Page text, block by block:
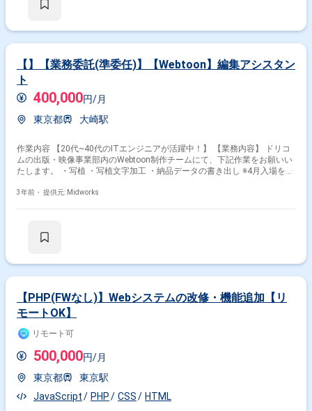
【】【業務委託(準委任)】【Webtoon】編集アシスタン
ト
400,000円/月
東京都
大崎駅
作業内容 【20代~40代のITエンジニアが活躍中！】 【業務内容】 ドリコ
ムの出版・映像事業部内のWebtoon制作チームにて、下記作業をお願いい
たします。 ・写植 ・写植文字加工 ・納品データの書き出し ※4月入場を想
3年前・ 提供元: Midworks
【PHP(FWなし)】Webシステムの改修・機能追加【リ
モートOK】
リモート可
500,000円/月
東京都
東京駅
JavaScript
PHP CSS HTML